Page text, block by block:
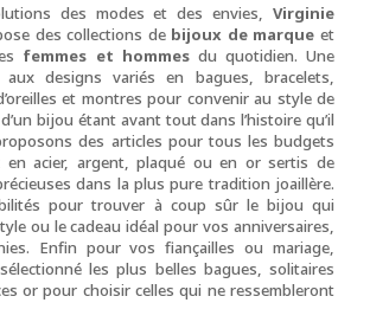
des modes et des envies, Virginie
des collections de bijoux de marque et
femmes et hommesdu quotidien. Une
aux designs variés en bagues, bracelets,
et montres pour convenir au style de
bijou étant avant tout dans l’histoire qu’il
des articles pour tous les budgets
acier, argent, plaqué ou en or sertis de
dans la plus pure tradition joaillère.
pour trouver à coup sûr le bijou qui
ou le cadeau idéal pour vos anniversaires,
Enfin pour vos fiançailles ou mariage,
les plus belles bagues, solitaires
or pour choisir celles qui ne ressembleront